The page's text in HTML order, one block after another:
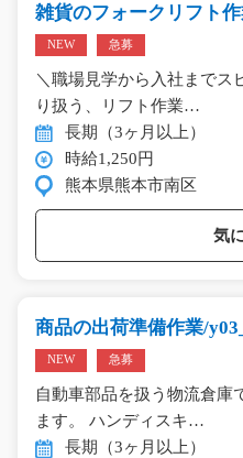
雑貨のフォークリフト
NEW 急募
＼職場見学から入社までス
り扱う、リフト作業…
長期（3ヶ月以上）
時給1,250円
熊本県熊本市南区
気
商品の出荷準備作業/
NEW 急募
自動車部品を扱う物流倉庫
ます。 ハンディスキ…
長期（3ヶ月以上）